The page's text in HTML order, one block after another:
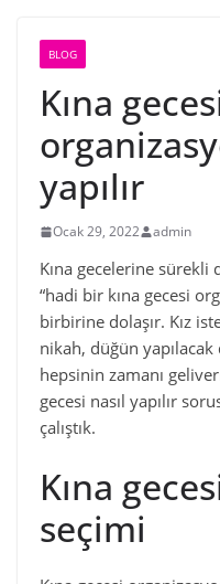
BLOG
Kına
yapılır
Ocak 29, 2022 admin
Kına gecelerine
“hadi bir kına gecesi
birbirine dolaşır. Kız
nikah, düğün
hepsinin zamanı
gecesi nasıl yapılır
çalıştık.
Kına
seçimi